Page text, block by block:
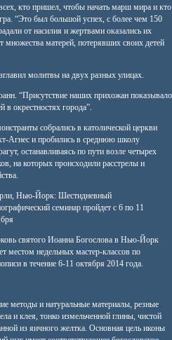
кто пришел, чтобы начать марш мира и кто
“Это был большой успех, с более чем 150
от насилия и жертвами оказались их
матерей, потерявших своих детей
молитвы на двух разных улицах.
“Присутствие наших прихожан показывало
в окрестностях города”.
собрались в католической церкви
Агнес и пробились в среднюю школу
останавливаясь по пути возле четырех
на которых происходили расстрелы и
Нью-Йорк: Шестидневный
семинар пройдет с 6 по 11
святого Иоанна Богослова в Нью-Йорк
местом недельных мастер-классов по
в течение 6-11 октября 2014 года.
методы и натуральные материалы, резные
и клея, тонко измельченной глины, чистой
из яичного желтка. Основная цель иконы